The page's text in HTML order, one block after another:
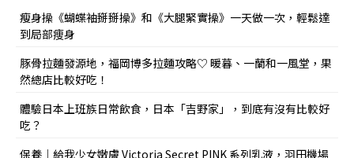
瘦身操《蝴蝶袖掰掰操》和《大腿緊實操》一天做一次，輕鬆達
到局部痩身
豚骨拉麵發源地，福岡博多拉麵攻略♡ 暖暮、一蘭和一風堂，果
然總店比較好吃！
體驗日本上班族日常飲食，日本「吉野家」，到底有沒有比較好
吃？
保養｜給我少女嫩膚 Victoria Secret PINK 系列乳液，羽田機場